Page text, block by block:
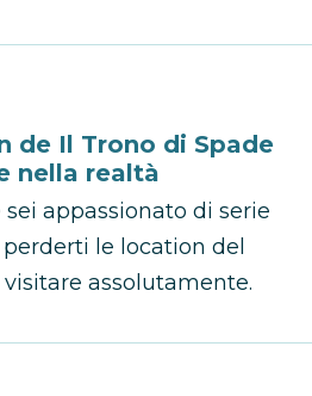
de Il Trono di Spade
nella realtà
appassionato di serie
le location del
assolutamente.